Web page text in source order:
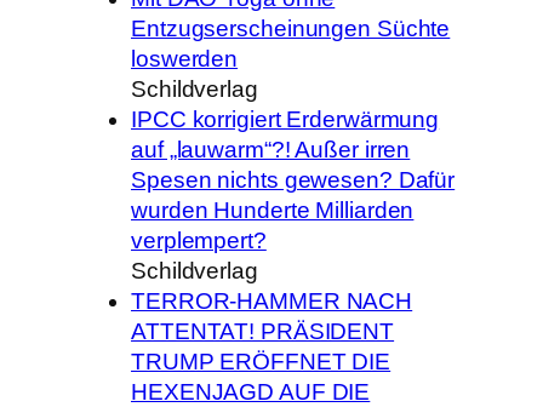
Entzugserscheinungen Süchte
loswerden
Schildverlag
IPCC korrigiert Erderwärmung
auf „lauwarm“?! Außer irren
Spesen nichts gewesen? Dafür
wurden Hunderte Milliarden
verplempert?
Schildverlag
TERROR-HAMMER NACH
ATTENTAT! PRÄSIDENT
TRUMP ERÖFFNET DIE
HEXENJAGD AUF DIE